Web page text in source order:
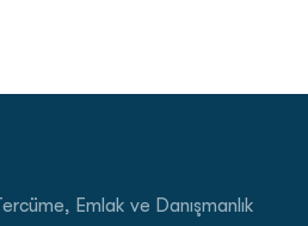
Emlak ve Danışmanlık